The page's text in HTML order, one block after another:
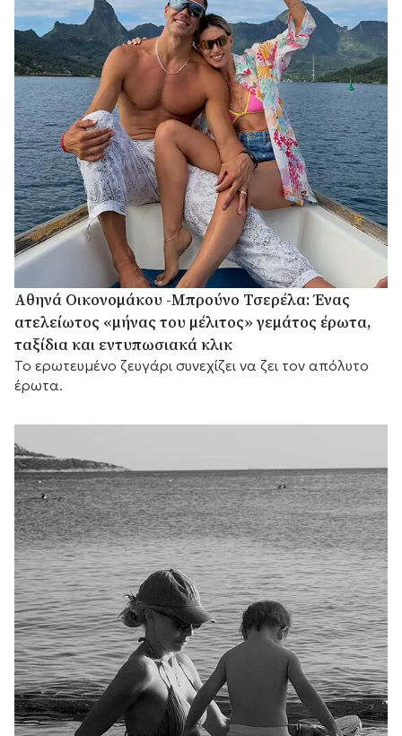
Αθηνά Οικονομάκου -Μπρούνο Τσερέλα: Ένας
ατελείωτος «μήνας του μέλιτος» γεμάτος έρωτα,
ταξίδια και εντυπωσιακά κλικ
Το ερωτευμένο ζευγάρι συνεχίζει να ζει τον απόλυτο
έρωτα.